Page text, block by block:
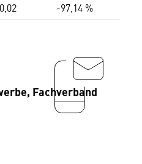
0,02 -97,14 %
Fachverband